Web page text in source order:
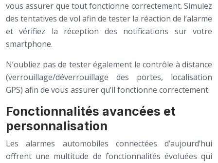
vous assurer que tout fonctionne correctement. Simulez
des tentatives de vol afin de tester la réaction de l’alarme
et vérifiez la réception des notifications sur votre
smartphone.
N’oubliez pas de tester également le contrôle à distance
(verrouillage/déverrouillage des portes, localisation
GPS) afin de vous assurer qu’il fonctionne correctement.
Fonctionnalités avancées et
personnalisation
Les alarmes automobiles connectées d’aujourd’hui
offrent une multitude de fonctionnalités évoluées qui